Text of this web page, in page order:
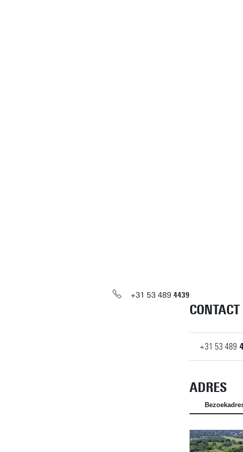
+31 53 489 4439
CONTACT
+31 53 489
ADRES